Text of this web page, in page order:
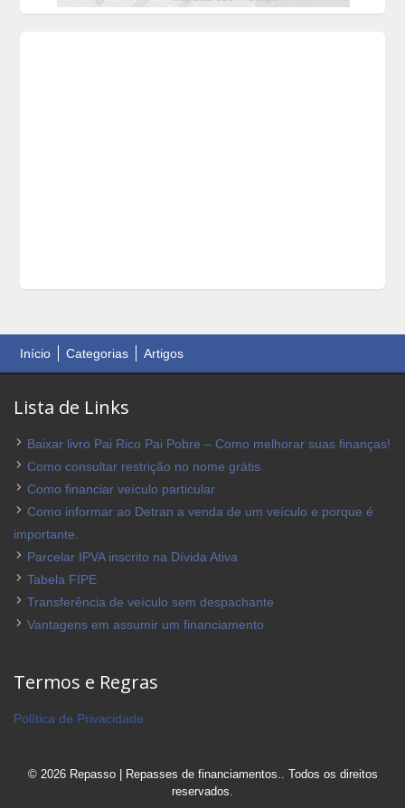
Início Categorias Artigos
Lista de Links
Baixar livro Pai Rico Pai Pobre – Como melhorar suas finanças!
Como consultar restrição no nome grátis
Como financiar veículo particular
Como informar ao Detran a venda de um veículo e porque é
importante.
Parcelar IPVA inscrito na Dívida Ativa
Tabela FIPE
Transferência de veículo sem despachante
Vantagens em assumir um financiamento
Termos e Regras
Política de Privacidade
© 2026 Repasso | Repasses de financiamentos.. Todos os direitos
reservados.